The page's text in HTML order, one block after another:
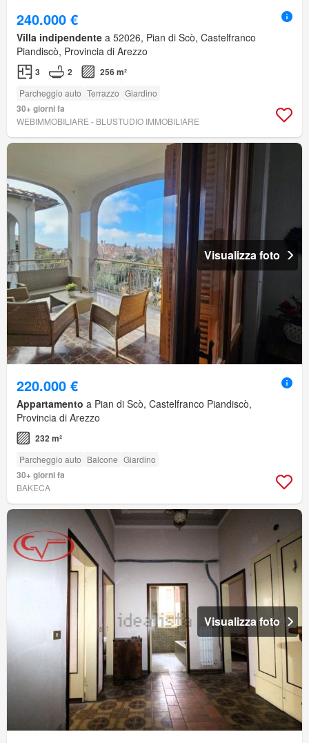
240.000 €
Villa indipendente a 52026, Pian di Scò, Castelfranco
Piandiscò, Provincia di Arezzo
3 2 256 m²
Parcheggio auto Terrazzo Giardino
30+ giorni fa
WEBIMMOBILIARE - BLUSTUDIO IMMOBILIARE
Visualizza foto
220.000 €
Appartamento a Pian di Scò, Castelfranco Piandiscò,
Provincia di Arezzo
232 m²
Parcheggio auto Balcone Giardino
30+ giorni fa
BAKECA
Visualizza foto